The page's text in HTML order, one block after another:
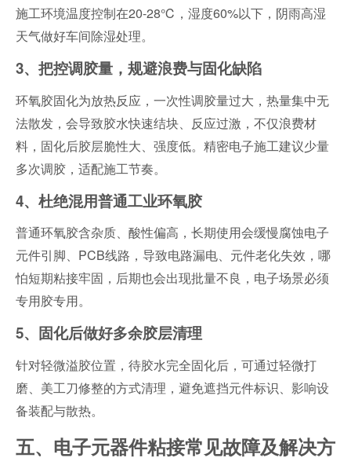
施工环境温度控制在20-28℃，湿度60%以下，阴雨高湿
天气做好车间除湿处理。
3、把控调胶量，规避浪费与固化缺陷
环氧胶固化为放热反应，一次性调胶量过大，热量集中无
法散发，会导致胶水快速结块、反应过激，不仅浪费材
料，固化后胶层脆性大、强度低。精密电子施工建议少量
多次调胶，适配施工节奏。
4、杜绝混用普通工业环氧胶
普通环氧胶含杂质、酸性偏高，长期使用会缓慢腐蚀电子
元件引脚、PCB线路，导致电路漏电、元件老化失效，哪
怕短期粘接牢固，后期也会出现批量不良，电子场景必须
专用胶专用。
5、固化后做好多余胶层清理
针对轻微溢胶位置，待胶水完全固化后，可通过轻微打
磨、美工刀修整的方式清理，避免遮挡元件标识、影响设
备装配与散热。
五、电子元器件粘接常见故障及解决方